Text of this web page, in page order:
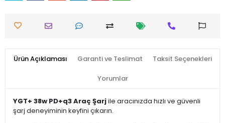
Ürün Açıklaması Garanti ve Teslimat Taksit Seçenekleri
Yorumlar
YGT+ 38w PD+q3 Araç Şarjile aracınızda hızlı ve güvenli
şarj deneyiminin keyfini çıkarın.